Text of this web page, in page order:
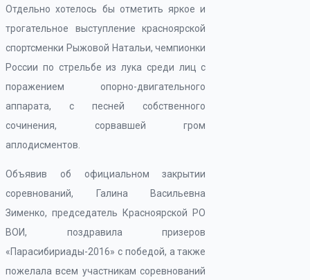
Отдельно хотелось бы отметить яркое и
трогательное выступление красноярской
спортсменки Рыжовой Натальи, чемпионки
России по стрельбе из лука среди лиц с
поражением опорно-двигательного
аппарата, с песней собственного
сочинения, сорвавшей гром
аплодисментов.
Объявив об официальном закрытии
соревнований, Галина Васильевна
Зименко, председатель Красноярской РО
ВОИ, поздравила призеров
«Парасибириады-2016» с победой, а также
пожелала всем участникам соревнований